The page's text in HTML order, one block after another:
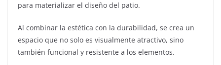
para materializar el diseño del patio.
Al combinar la estética con la durabilidad, se crea un
espacio que no solo es visualmente atractivo, sino
también funcional y resistente a los elementos.